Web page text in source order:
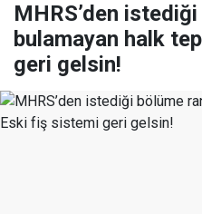
MHRS’den
bulamayan halk
geri gelsin!